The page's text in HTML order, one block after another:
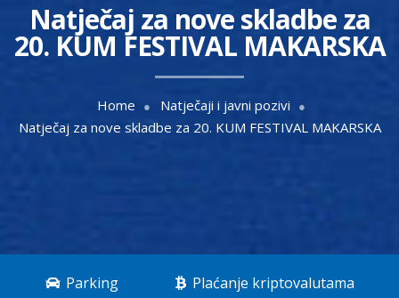
Natječaj za nove skladbe za
20. KUM FESTIVAL MAKARSKA
Home
Natječaji i javni pozivi
Natječaj za nove skladbe za 20. KUM FESTIVAL MAKARSKA
Parking Plaćanje kriptovalutama